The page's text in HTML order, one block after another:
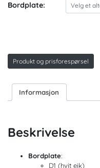
Bordplate:
Produkt og prisforespørsel
Informasjon
Beskrivelse
Bordplate:
D1 (hvit eik)